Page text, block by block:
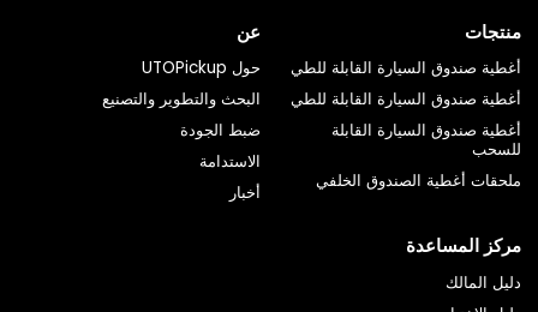
منتجات
أغطية صندوق السيارة القابلة للطي
أغطية صندوق السيارة القابلة للطي
أغطية صندوق السيارة القابلة
للسحب
ملحقات أغطية الصندوق الخلفي
عن
حول UTOPickup
البحث والتطوير والتصنيع
ضبط الجودة
الاستدامة
أخبار
مركز المساعدة
دليل المالك